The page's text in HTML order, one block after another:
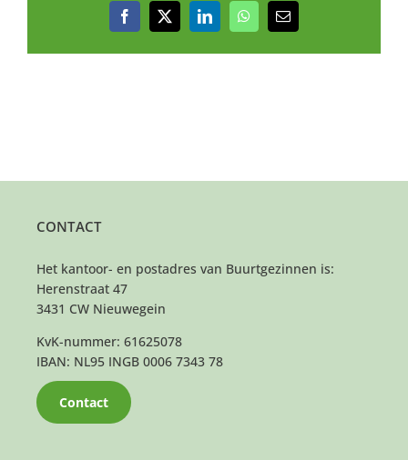
Facebook
X LinkedInWhatsApp
E-
CONTACT
Het kantoor- en postadres van Buurtgezinnen is:
Herenstraat 47
3431 CW Nieuwegein
KvK-nummer: 61625078
IBAN: NL95 INGB 0006 7343 78
Contact